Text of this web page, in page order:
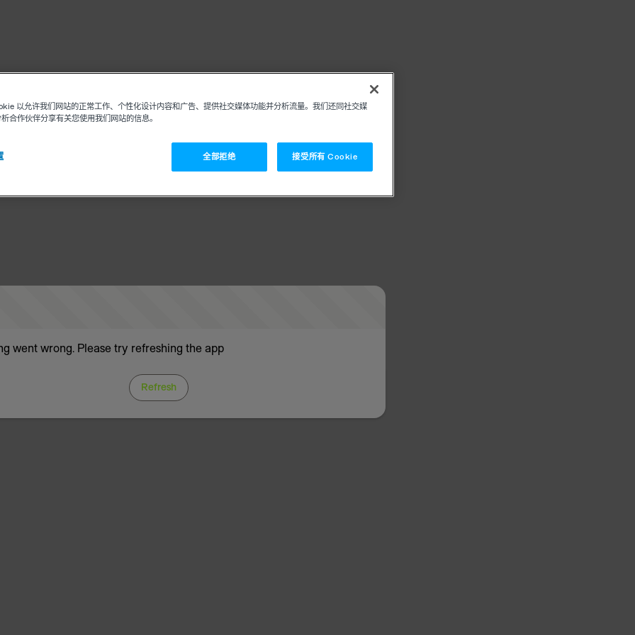
went wrong. Please try refreshing the app
Refresh
以允许我们网站的正常工作、个性化设计内容和广告、提供社交媒体功能并分析流量。我们还同社交媒
合作伙伴分享有关您使用我们网站的信息。
全部拒绝 接受所有 Cookie